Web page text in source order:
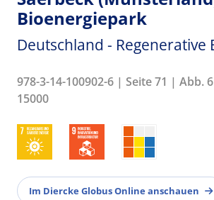
Bioenergiepark
Deutschland - Regenerative
978-3-14-100902-6 | Seite 71 | Abb.
15000
Im Diercke Globus Online anschauen